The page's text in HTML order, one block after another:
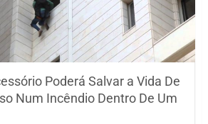
Poderá Salvar a Vida De
Num Incêndio Dentro De Um